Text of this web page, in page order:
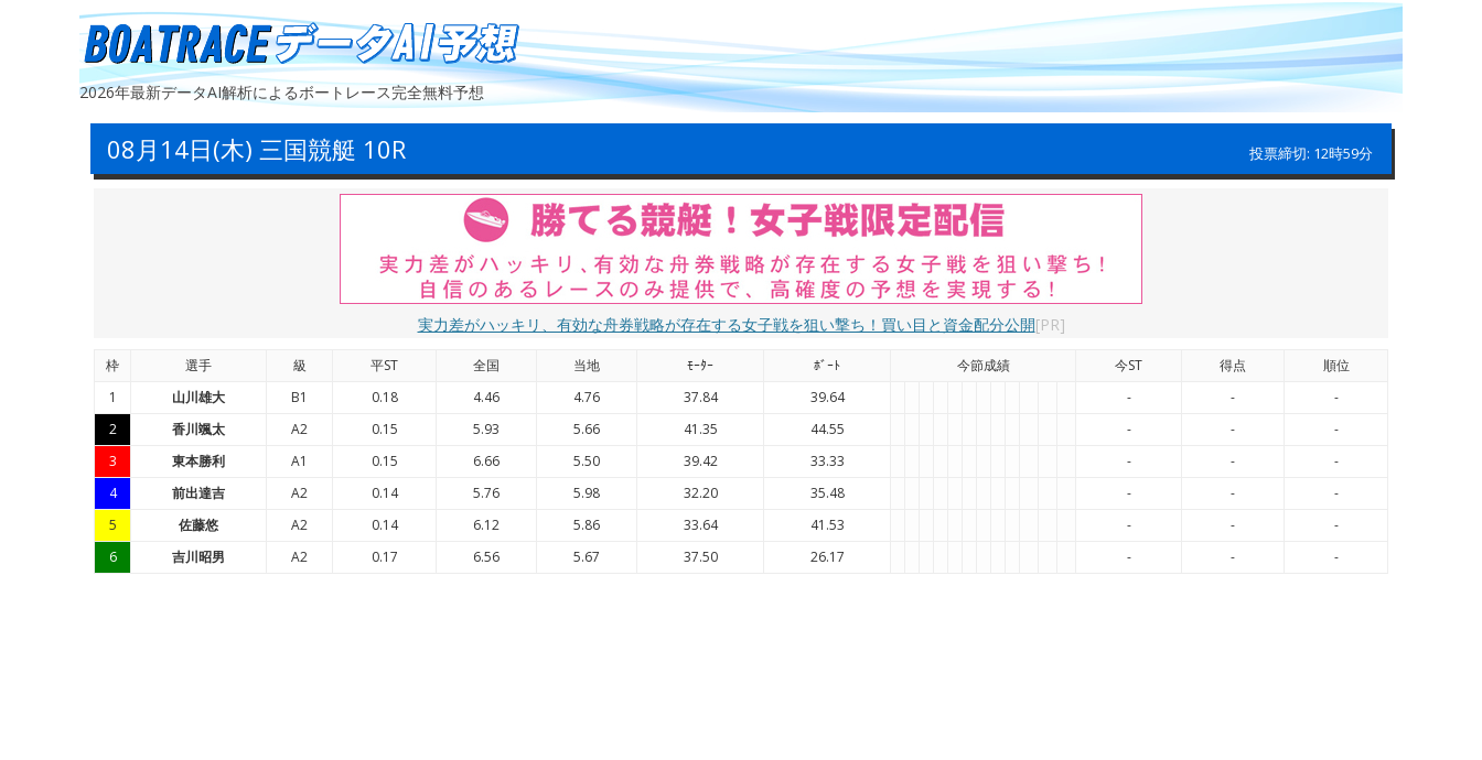
2026年最新データAI解析によるボートレース完全無料予想
08月14日(木) 三国競艇 10R 投票締切: 12時59分
実力差がハッキリ、有効な舟券戦略が存在する女子戦を狙い撃ち！買い目と資金配分公開[PR]
枠 選手 級 平ST 全国 当地 ﾓｰﾀｰ ﾎﾞｰﾄ 今節成績 今ST 得点
順位
1
山川雄大 B1 0.18 4.46 4.76 37.84 39.64 - -
-
2
香川颯太 A2 0.15 5.93 5.66 41.35 44.55 - -
-
3
東本勝利 A1 0.15 6.66 5.50 39.42 33.33 - -
-
4
前出達吉 A2 0.14 5.76 5.98 32.20 35.48 - -
-
5
佐藤悠 A2 0.14 6.12 5.86 33.64 41.53 - -
-
6
吉川昭男 A2 0.17 6.56 5.67 37.50 26.17 - - -